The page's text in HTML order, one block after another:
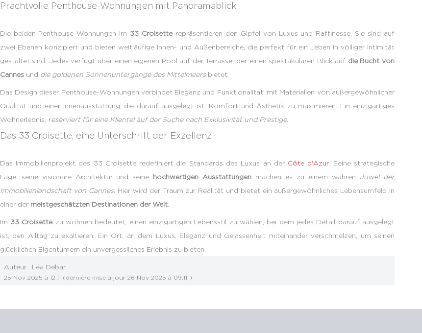
Prachtvolle Penthouse-Wohnungen mit Panoramablick
Die beiden Penthouse-Wohnungen im 33 Croisette repräsentieren den Gipfel von Luxus und Raffinesse. Sie sind auf
zwei Ebenen konzipiert und bieten weitläufige Innen- und Außenbereiche, die perfekt für ein Leben in völliger Intimität
gestaltet sind. Jedes verfügt über einen eigenen Pool auf der Terrasse, der einen spektakulären Blick auf die Bucht von
Cannesund die goldenen Sonnenuntergänge des Mittelmeersbietet.
Das Design dieser Penthouse-Wohnungen verbindet Eleganz und Funktionalität, mit Materialien von außergewöhnlicher
Qualität und einer Innenausstattung, die darauf ausgelegt ist, Komfort und Ästhetik zu maximieren. Ein einzigartiges
Wohnerlebnis,
reserviert für eine Klientel auf der Suche nach Exklusivität und Prestige.
Das 33 Croisette, eine Unterschrift der Exzellenz
Das Immobilienprojekt des 33 Croisette redefiniert die Standards des Luxus an der Côte d'Azur. Seine strategische
Lage, seine visionäre Architektur und seine hochwertigen Ausstattungen machen es zu einem wahren Juwel der
Immobilienlandschaft von Cannes. Hier wird der Traum zur Realität und bietet ein außergewöhnliches Lebensumfeld in
einer der meistgeschätzten Destinationen der Welt.
Im 33 Croisette zu wohnen bedeutet, einen einzigartigen Lebensstil zu wählen, bei dem jedes Detail darauf ausgelegt
ist, den Alltag zu exaltieren. Ein Ort, an dem Luxus, Eleganz und Gelassenheit miteinander verschmelzen, um seinen
glücklichen Eigentümern ein unvergessliches Erlebnis zu bieten.
Auteur : Léa Debar
25 Nov 2025 à 12:11 (dernière mise à jour 26 Nov 2025 à 09:11 )